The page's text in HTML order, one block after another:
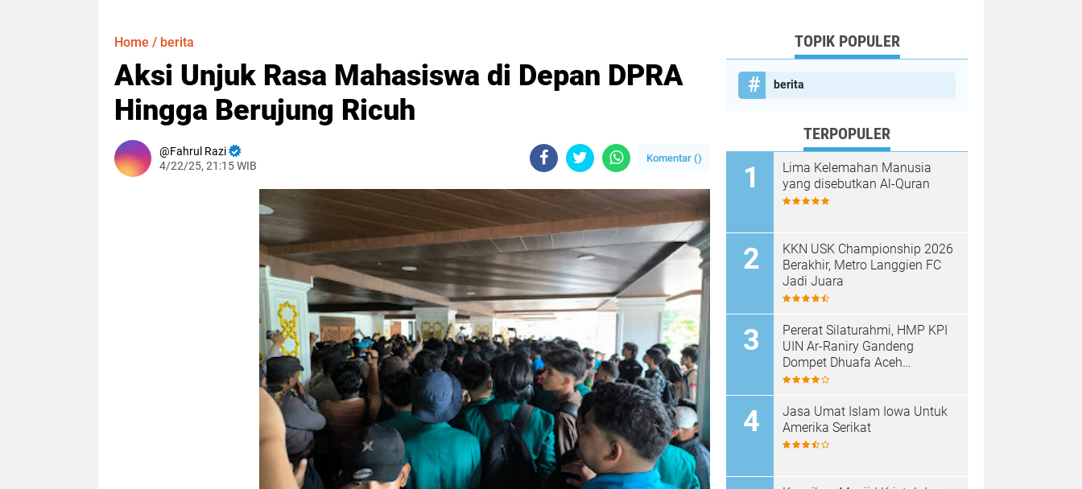
Home / berita
Aksi Unjuk Rasa Mahasiswa di Depan DPRA
Hingga Berujung Ricuh
Fahrul Razi
4/22/25, 21:15 WIB
Komentar ()
TOPIK POPULER
berita
TERPOPULER
Lima Kelemahan Manusia
yang disebutkan Al-Quran
KKN USK Championship 2026
Berakhir, Metro Langgien FC
Jadi Juara
Pererat Silaturahmi, HMP KPI
UIN Ar-Raniry Gandeng
Dompet Dhuafa Aceh
Sukseskan Communication
Jasa Umat Islam Iowa Untuk
Amerika Serikat